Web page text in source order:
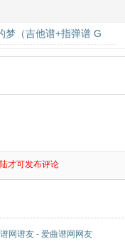
梦（吉他谱+指弹谱 G